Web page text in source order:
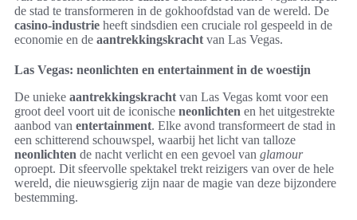
de stad te transformeren in de gokhoofdstad van de wereld. De
casino-industrie heeft sindsdien een cruciale rol gespeeld in de
economie en de aantrekkingskracht van Las Vegas.
Las Vegas: neonlichten en entertainment in de woestijn
De unieke aantrekkingskracht van Las Vegas komt voor een
groot deel voort uit de iconische neonlichten en het uitgestrekte
aanbod van entertainment. Elke avond transformeert de stad in
een schitterend schouwspel, waarbij het licht van talloze
neonlichten de nacht verlicht en een gevoel van glamour
oproept. Dit sfeervolle spektakel trekt reizigers van over de hele
wereld, die nieuwsgierig zijn naar de magie van deze bijzondere
bestemming.